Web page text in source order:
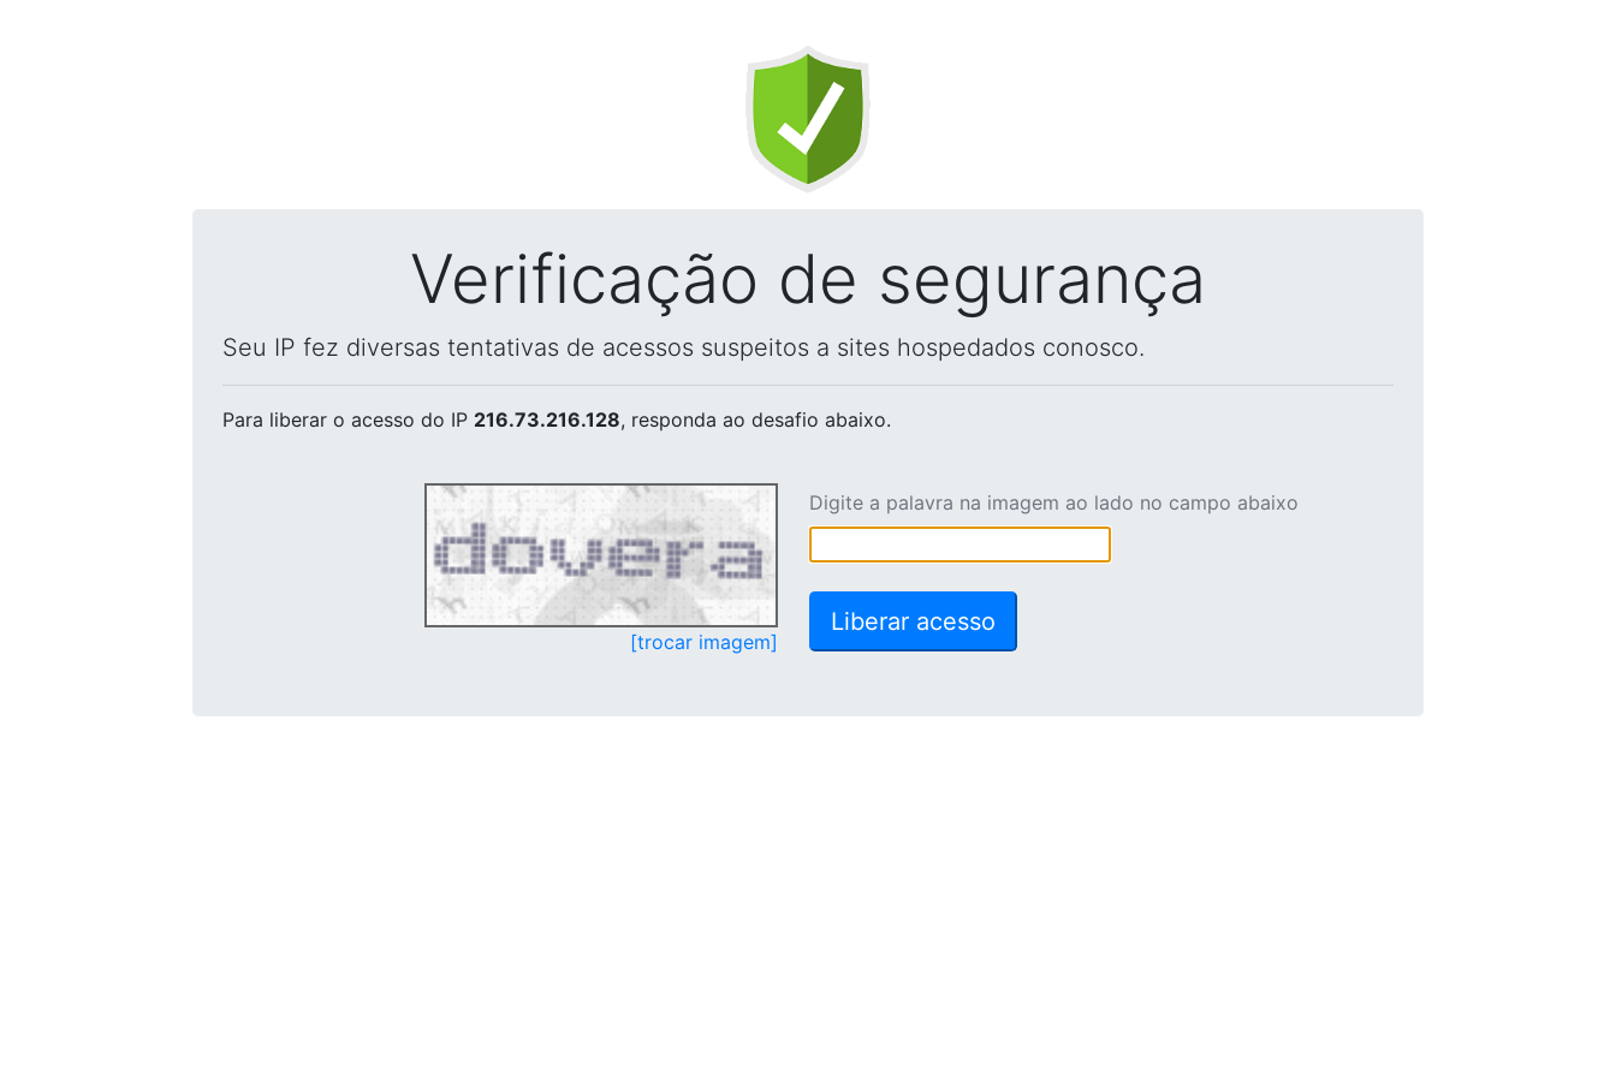
Verificação de segurança
Seu IP fez diversas tentativas de acessos suspeitos a sites hospedados conosco.
Para liberar o acesso do IP 216.73.216.128, responda ao desafio abaixo.
[trocar imagem]
Digite a palavra na imagem ao lado no campo abaixo